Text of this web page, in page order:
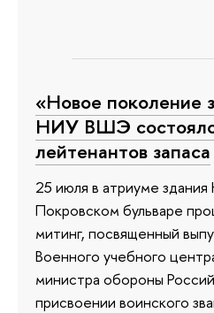
«Новое поколение
НИУ ВШЭ
лейтенантов запаса
25 июля в атриуме
Покровском бульваре
митинг, посвященный
Военного учебного
министра обороны
присвоении воинского